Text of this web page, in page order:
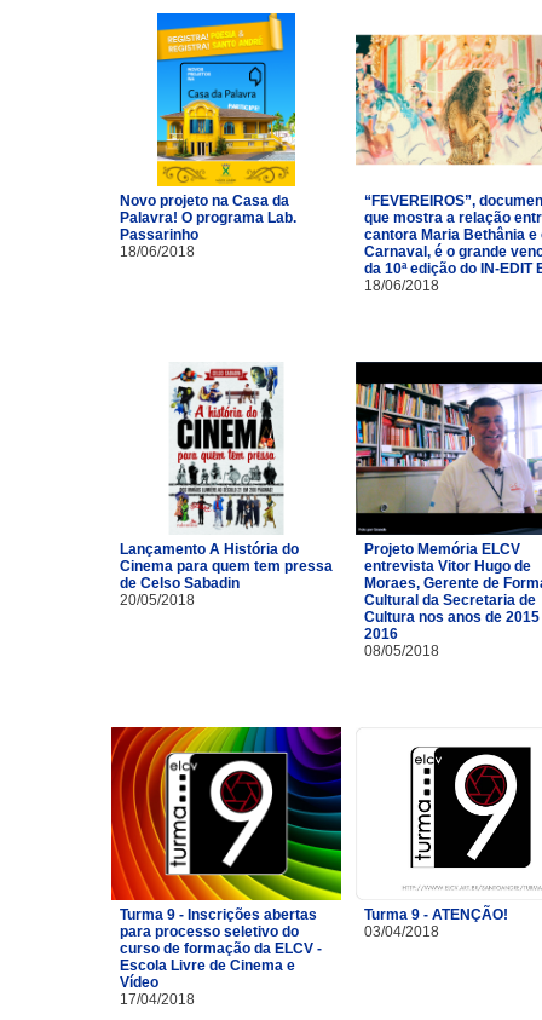
Novo projeto na Casa da
Palavra! O programa Lab.
Passarinho
18/06/2018
“FEVEREIROS”,
que mostra a relação
cantora Maria Bethânia e
Carnaval, é o grande
da 10ª edição do IN-EDIT
18/06/2018
Lançamento A História do
Cinema para quem tem pressa
de Celso Sabadin
20/05/2018
Projeto Memória ELCV
entrevista Vitor Hugo de
Moraes, Gerente de
Cultural da Secretaria de
Cultura nos anos de 2015
2016
08/05/2018
Turma 9 - Inscrições abertas
para processo seletivo do
curso de formação da ELCV -
Escola Livre de Cinema e
Vídeo
17/04/2018
Turma 9 - ATENÇÃO!
03/04/2018